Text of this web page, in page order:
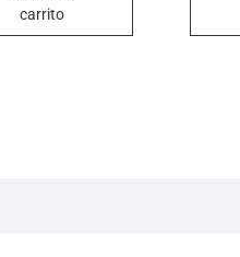
carrito